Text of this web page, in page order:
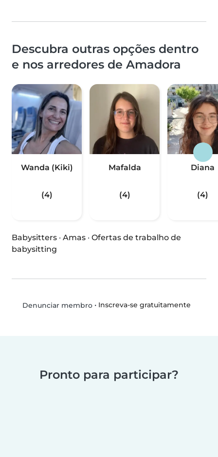
Descubra outras opções dentro
e nos arredores de Amadora
Wanda (Kiki)
(4)
Mafalda
(4)
Diana
(4)
Babysitters · Amas · Ofertas de trabalho de
babysitting
Denunciar membro• Inscreva-se gratuitamente
Pronto para participar?